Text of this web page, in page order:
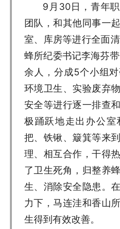
9月30日，青年
团队，和其他同事一
室、库房等进行全面
蜂所纪委书记李海芬
余人，分成5个小组
环境卫生、实验废弃
安全等进行逐一排查
极踊跃地走出办公室
把、铁锹、簸箕等来
理、相互合作，干得
了卫生死角，归整养
生、消除安全隐患。
力下，马连洼和香山
生得到有效改善。